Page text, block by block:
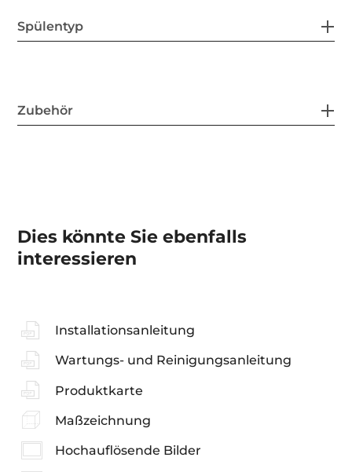
Spülentyp
Zubehör
Dies könnte Sie ebenfalls
interessieren
Installationsanleitung
Wartungs- und Reinigungsanleitung
Produktkarte
Maßzeichnung
Hochauflösende Bilder